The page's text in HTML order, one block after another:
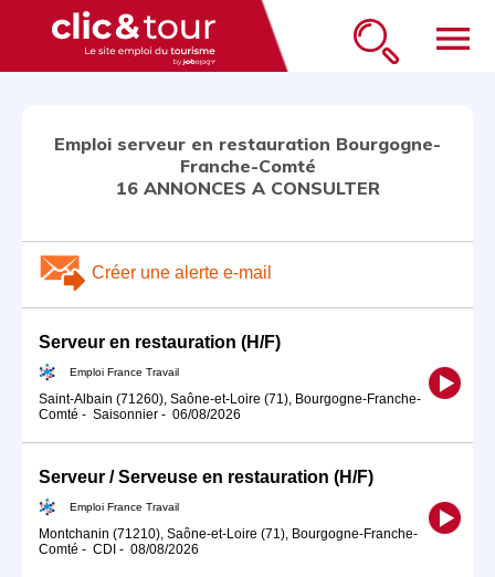
menu
Emploi serveur en restauration Bourgogne-
Franche-Comté
16 ANNONCES A CONSULTER
Créer une alerte e-mail
Serveur en restauration (H/F)
Emploi France Travail
Saint-Albain (71260), Saône-et-Loire (71), Bourgogne-Franche-
Comté - Saisonnier - 06/08/2026
Serveur / Serveuse en restauration (H/F)
Emploi France Travail
Montchanin (71210), Saône-et-Loire (71), Bourgogne-Franche-
Comté - CDI - 08/08/2026